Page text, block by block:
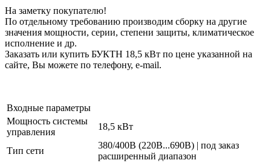
На заметку покупателю!
По отдельному требованию производим сборку на другие
значения мощности, серии, степени защиты, климатическое
исполнение и др.
Заказать или купить БУКТН 18,5 кВт по цене указанной на
сайте, Вы можете по телефону, e-mail.
Входные параметры
Мощность системы
управления
18,5 кВт
Тип сети
380/400В (220В...690В) | под заказ
расширенный диапазон